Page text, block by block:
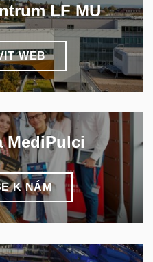
LF MU
WEB
MediPulci
K NÁM